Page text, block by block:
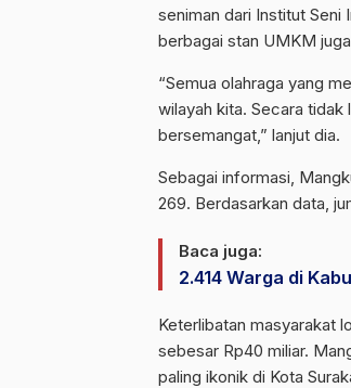
seniman dari Institut Seni
berbagai stan UMKM
“Semua olahraga yang
wilayah kita. Secara
bersemangat,” lanjut dia.
​Sebagai informasi,
269. Berdasarkan data,
Baca juga:
2.414 Warga di
Keterlibatan masyarakat
sebesar Rp40 miliar.
paling ikonik di Kota